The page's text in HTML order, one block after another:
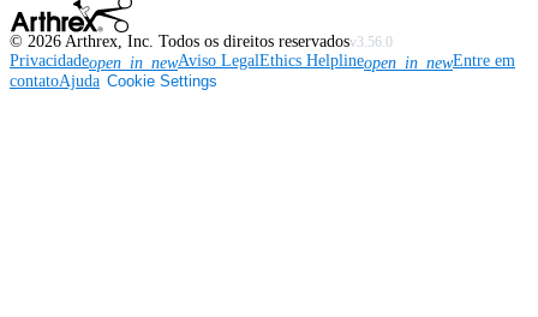
© 2026 Arthrex, Inc. Todos os direitos reservadosv3.56.0
Privacidadeopen_in_newAviso LegalEthics Helplineopen_in_newEntre em
contatoAjuda Cookie Settings